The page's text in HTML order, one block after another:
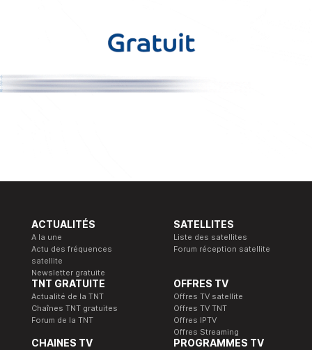
ACTUALITÉS
A la une
Actu des fréquences
satellite
Newsletter gratuite
SATELLITES
Liste des satellites
Forum réception satellite
TNT GRATUITE
Actualité de la TNT
Chaînes TNT gratuites
Forum de la TNT
OFFRES TV
Offres TV satellite
Offres TV TNT
Offres IPTV
Offres Streaming
CHAINES TV PROGRAMMES TV